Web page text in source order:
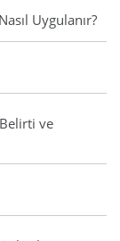
Uygulanır?
ve